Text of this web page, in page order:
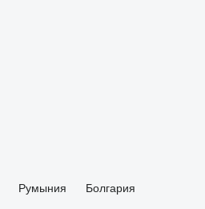
Румыния
Болгария